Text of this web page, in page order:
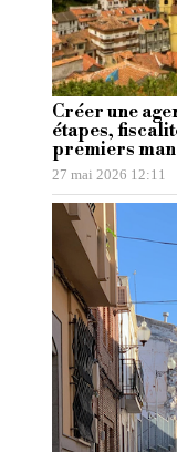
Créer une
étapes,
premiers
27 mai 2026 12:11